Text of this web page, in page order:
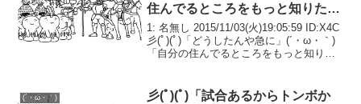
住んでるところをもっと知りたい
んだ」
1: 名無し 2015/11/03(火)19:05:59 ID:X4C
彡(ﾟ)(ﾟ)「どうしたんや急に」(´・ω・｀)
「自分の住んでるところをもっと知りた
(´・ω・｀)
彡(ﾟ)(ﾟ)「試合あるからトンボか